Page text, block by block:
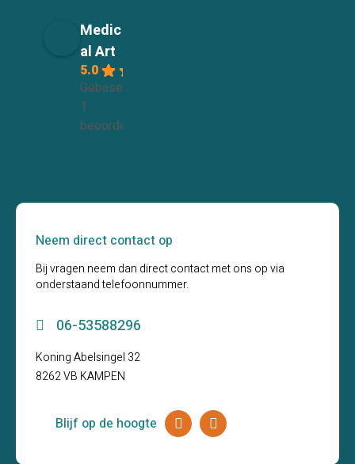
Medic
al Art
5.0
Gebaseerd op
1
beoordelingen
Neem direct contact op
Bij vragen neem dan direct contact met ons op via
onderstaand telefoonnummer.
06-53588296
Koning Abelsingel 32
8262 VB KAMPEN
Blijf op de hoogte